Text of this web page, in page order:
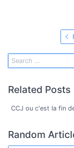
Related Posts
CCJ ou c'est la fin
Random